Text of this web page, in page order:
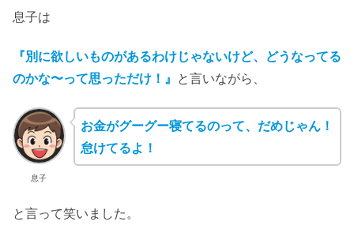
息子は
『別に欲しいものがあるわけじゃないけど、どうなってる
のかな〜って思っただけ！』 と言いながら、
息子
お金がグーグー寝てるのって、だめじゃん！
怠けてるよ！
と言って笑いました。